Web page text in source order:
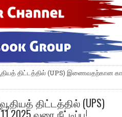
திட்டத்தில் (UPS) இணைவதற்கான
திட்டத்தில் (UPS)
வரை நீட்டிப்பு!